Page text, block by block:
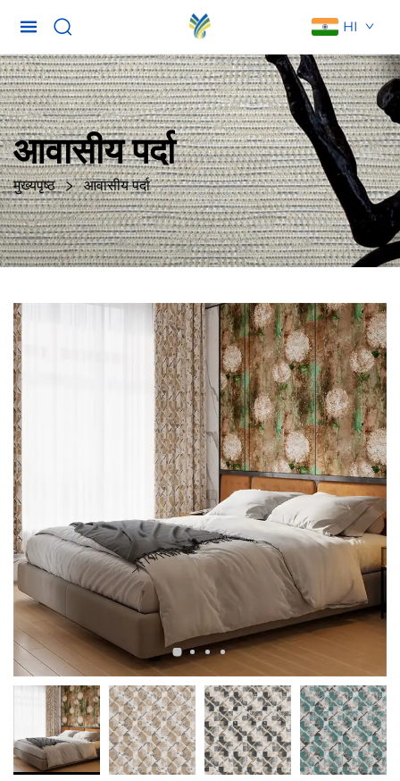
HI
आवासीय पर्दा
मुख्यपृष्ठ आवासीय पर्दा